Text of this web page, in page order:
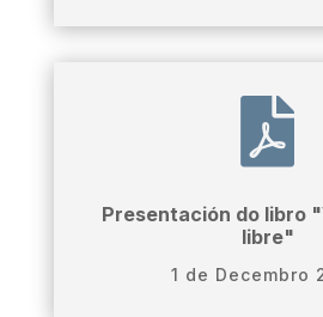

Presentación do libro
libre"
1 de Decembro